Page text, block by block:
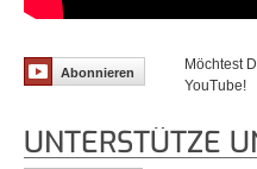
Abonnieren
Möchtest
YouTube!
UNTERSTÜTZE